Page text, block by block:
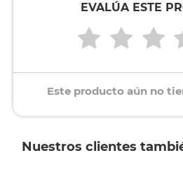
EVALÚA ESTE
Este producto aún no
Nuestros clientes